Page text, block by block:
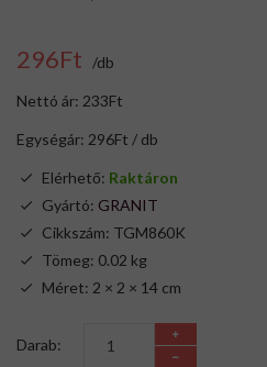
296Ft /db
Nettó ár: 233Ft
Egységár: 296Ft / db
Elérhető: Raktáron
Gyártó: GRANIT
Cikkszám: TGM860K
Tömeg: 0.02 kg
Méret: 2 × 2 × 14 cm
Darab: